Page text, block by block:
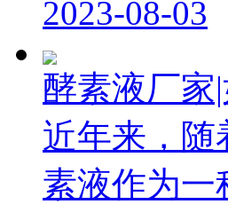
2023-08-03
酵素液厂家
近年来，随
素液作为一